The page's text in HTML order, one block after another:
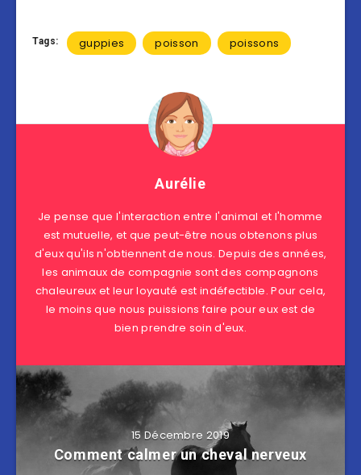
Tags: guppies poisson poissons
Aurélie
Je pense que l'interaction entre l'animal et l'homme
est mutuelle, et que peut-être nous obtenons plus
d'eux qu'ils n'obtiennent de nous. Depuis des années,
les animaux de compagnie sont des compagnons
chaleureux et leur loyauté est indéfectible. Pour cela,
le moins que nous puissions faire pour eux est de
bien prendre soin d'eux.
15 Décembre 2019
Comment calmer un cheval nerveux